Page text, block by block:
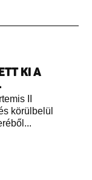
KI A
II
körülbelül